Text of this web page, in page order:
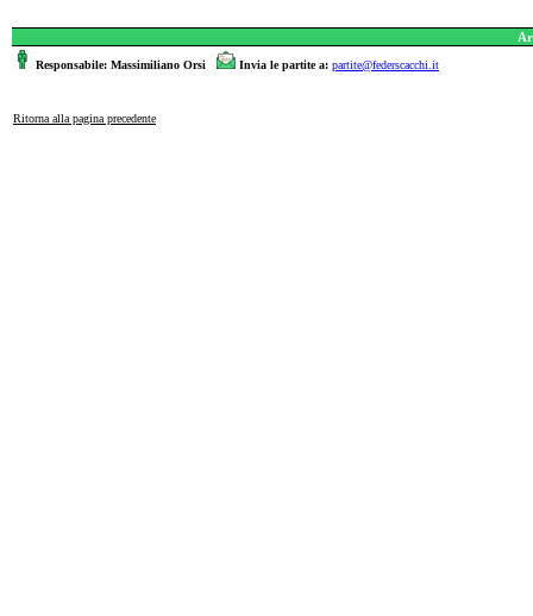
Responsabile: Massimiliano Orsi Invia le partite a: partite@federscacchi.it
Ritorna alla pagina precedente